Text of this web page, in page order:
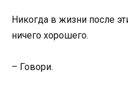
Никогда в жизни после
ничего хорошего.
– Говори.